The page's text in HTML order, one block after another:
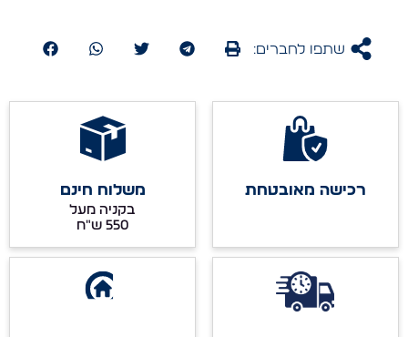
שתפו לחברים:
רכישה מאובטחת משלוח חינם
בקניה מעל